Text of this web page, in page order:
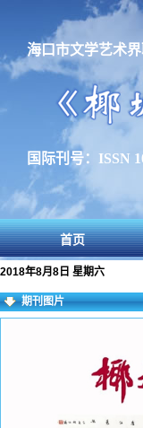
海口市文学艺术
国际刊号：ISSN
首页
2018年8月8日 星期六
期刊图片